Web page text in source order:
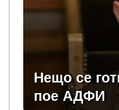
Нещо се
пое АДФИ